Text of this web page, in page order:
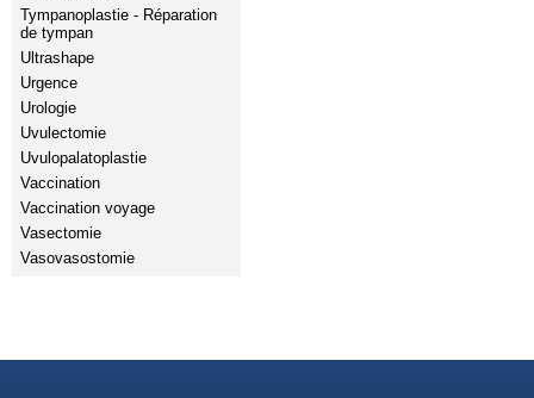
Tympanoplastie - Réparation
de tympan
Ultrashape
Urgence
Urologie
Uvulectomie
Uvulopalatoplastie
Vaccination
Vaccination voyage
Vasectomie
Vasovasostomie